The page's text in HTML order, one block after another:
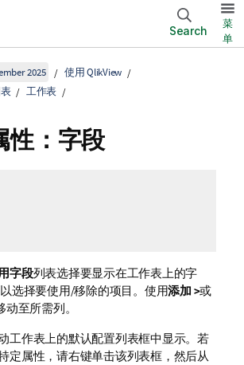
Search
菜
单
2025
使用 QlikView
工作表
性：字段
字段列表选择要显示在工作表上的字
选择要使用/移除的项目。使用添加 >或
至所需列。
工作表上的默认配置列表框中显示。若
定属性，请右键单击该列表框，然后从